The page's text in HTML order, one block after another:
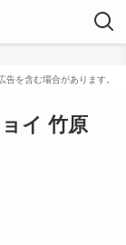
イ 竹原